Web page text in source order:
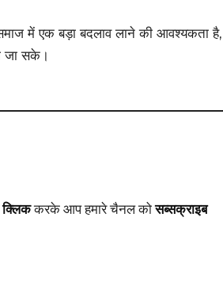
में एक बड़ा बदलाव लाने की आवश्यकता है,
जा सके।
क्लिककरके आप हमारे चैनल कोसब्सक्राइब